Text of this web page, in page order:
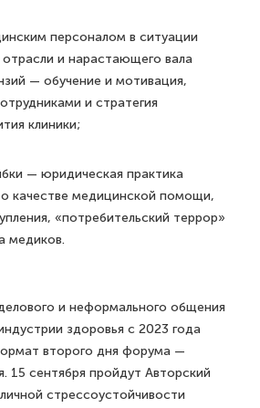
персоналом в ситуации
и нарастающего вала
— обучение и мотивация,
и стратегия
клиники;
— юридическая практика
качестве медицинской помощи,
«потребительский террор»
медиков.
и неформального общения
здоровья с 2023 года
второго дня форума —
15 сентября пройдут Авторский
стрессоустойчивости